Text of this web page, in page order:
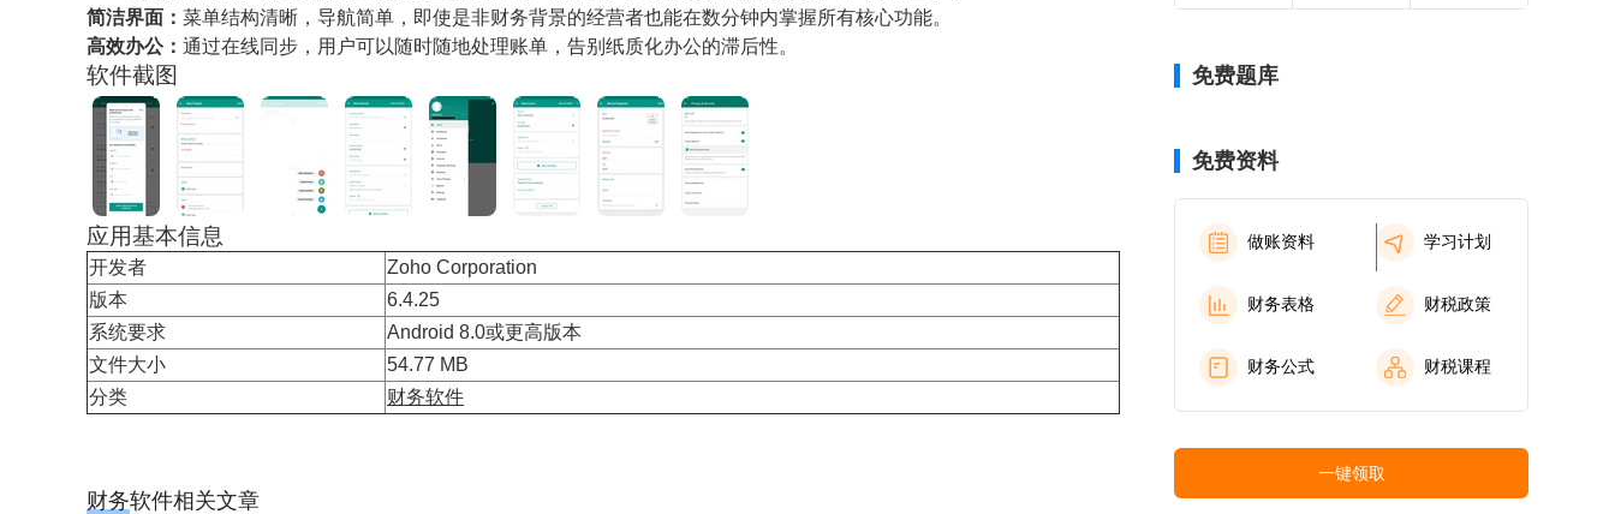
简洁界面： 菜单结构清晰，导航简单，即使是非财务背景的经营者也能在数分钟内掌握所有核心功能。
高效办公： 通过在线同步，用户可以随时随地处理账单，告别纸质化办公的滞后性。
软件截图
应用基本信息
开发者
Zoho Corporation
版本
6.4.25
系统要求
Android 8.0或更高版本
文件大小
54.77 MB
分类
财务软件
财务软件相关文章
免费题库
免费资料
做账资料 学习计划
财务表格 财税政策
财务公式 财税课程
一键领取